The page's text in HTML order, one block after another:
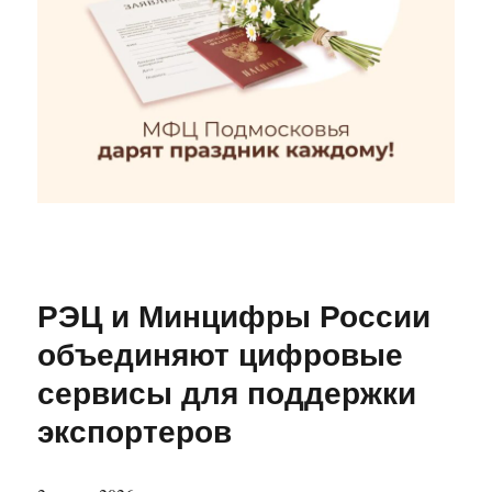
РЭЦ и Минцифры России
объединяют цифровые
сервисы для поддержки
экспортеров